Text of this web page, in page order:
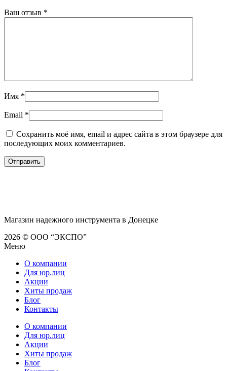
Ваш отзыв *
Имя *
Email *
Сохранить моё имя, email и адрес сайта в этом браузере для
последующих моих комментариев.
Магазин надежного инструмента в Донецке
2026 © ООО “ЭКСПО”
Меню
О компании
Для юр.лиц
Акции
Хиты продаж
Блог
Контакты
О компании
Для юр.лиц
Акции
Хиты продаж
Блог